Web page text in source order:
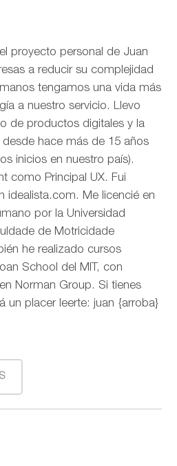
proyecto personal de Juan
a reducir su complejidad
tengamos una vida más
a nuestro servicio. Llevo
de productos digitales y la
desde hace más de 15 años
inicios en nuestro país).
como Principal UX. Fui
idealista.com. Me licencié en
por la Universidad
de Motricidade
he realizado cursos
School del MIT, con
Norman Group. Si tienes
un placer leerte: juan {arroba}